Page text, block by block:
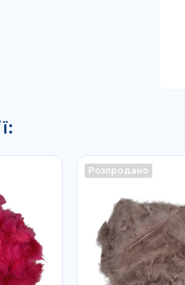
Розпродано